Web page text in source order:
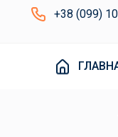
+38 (099)